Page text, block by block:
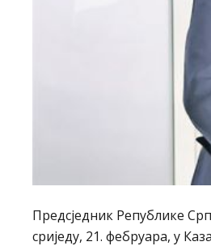
Предсједник Републике
сриједу, 21. фебруара, у